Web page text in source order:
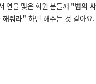
연을 맺은 회원 분들께 "법의
해줘라" 하면 해주는 것 같아요.